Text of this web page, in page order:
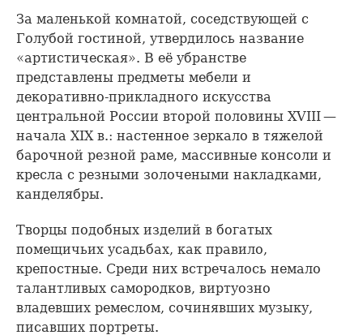
За маленькой комнатой, соседствующей с
Голубой гостиной, утвердилось название
«артистическая». В её убранстве
представлены предметы мебели и
декоративно-прикладного искусства
центральной России второй половины XVIII —
начала XIX в.: настенное зеркало в тяжелой
барочной резной раме, массивные консоли и
кресла с резными золочеными накладками,
канделябры.
Творцы подобных изделий в богатых
помещичьих усадьбах, как правило,
крепостные. Среди них встречалось немало
талантливых самородков, виртуозно
владевших ремеслом, сочинявших музыку,
писавших портреты.